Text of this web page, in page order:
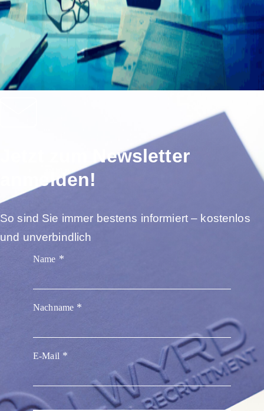
Jetzt zum Newsletter
anmelden!
So sind Sie immer bestens informiert – kostenlos
und unverbindlich
Name
Nachname
E-Mail